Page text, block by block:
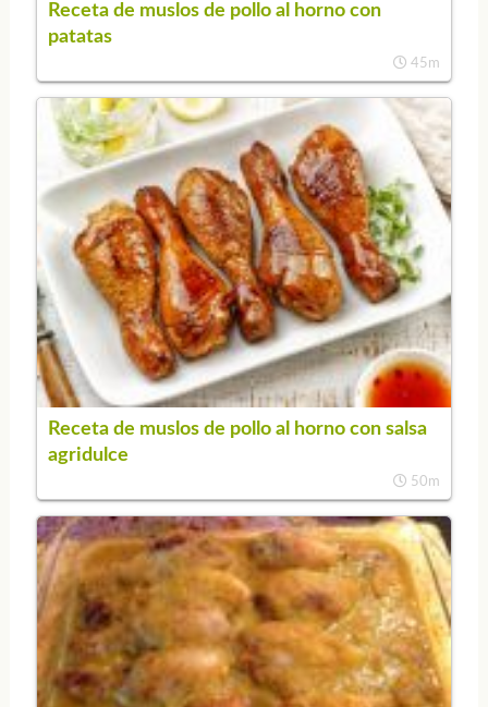
Receta de muslos de pollo al horno con
patatas
45m
Receta de muslos de pollo al horno con salsa
agridulce
50m